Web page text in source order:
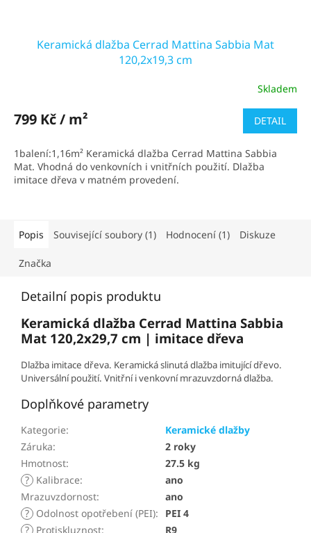
Keramická dlažba Cerrad Mattina Sabbia Mat
120,2x19,3 cm
produktu
z
5
hvězdiček.
Skladem
799 Kč / m² DETAIL
1balení:1,16m² Keramická dlažba Cerrad Mattina Sabbia
Mat. Vhodná do venkovních i vnitřních použití. Dlažba
imitace dřeva v matném provedení.
Popis Související soubory (1) Hodnocení (1) Diskuze
Značka
Detailní popis produktu
Keramická dlažba Cerrad Mattina Sabbia
Mat 120,2x29,7 cm | imitace dřeva
Dlažba imitace dřeva. Keramická slinutá dlažba imitující dřevo.
Universální použití. Vnitřní i venkovní mrazuvzdorná dlažba.
Doplňkové parametry
Kategorie:
Keramické dlažby
Záruka:
2 roky
Hmotnost:
27.5 kg
? Kalibrace:
ano
Mrazuvzdornost:
ano
? Odolnost opotřebení (PEI):
PEI 4
? Protiskluznost:
R9